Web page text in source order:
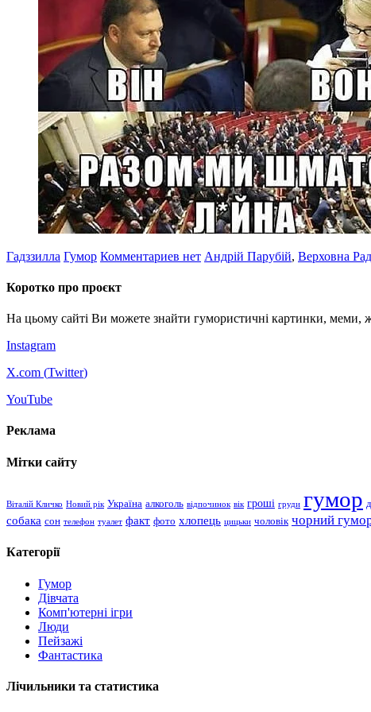
Гадззилла Гумор Комментариев нет Андрій Парубій, Верховна
Коротко про проєкт
На цьому сайті Ви можете знайти гумористичні картинки, меми,
Instagram
X.com (Twitter)
YouTube
Реклама
Мітки сайту
Віталій Кличко Новий рік Україна алкоголь відпочинок вік гроші груди гумор
собака сон телефон туалет факт фото хлопець цицьки чоловік чорний
Категорії
Гумор
Дівчата
Комп'ютерні ігри
Люди
Пейзажі
Фантастика
Лічильники та статистика